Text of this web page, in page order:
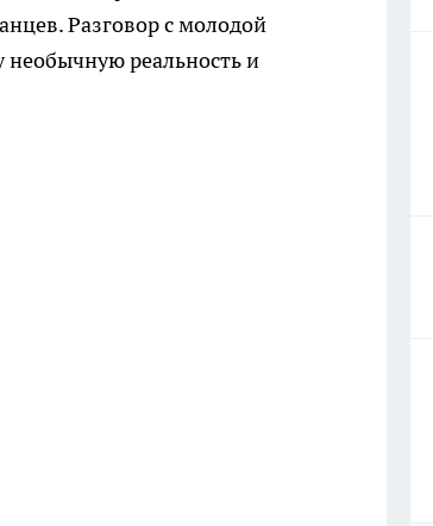
Разговор с молодой
необычную реальность и